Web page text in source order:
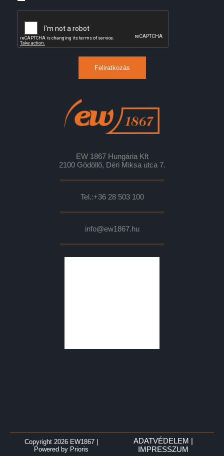
Feliratkozás
EW 1867 Hungária Kft
2100 Gödöllő, Déri Miksa utca 7.
Tel.:+36 28 503 100
info@ew1867.hu
Copyright 2026 EW1867
Powered by Prioris
ADATVÉDELEM
IMPRESSZUM